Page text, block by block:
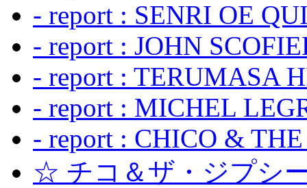
- report : SENRI OE
- report : JOHN
- report : TERUMASA
- report : MICHEL
- report : CHICO &
☆ チコ＆ザ・ジプシ